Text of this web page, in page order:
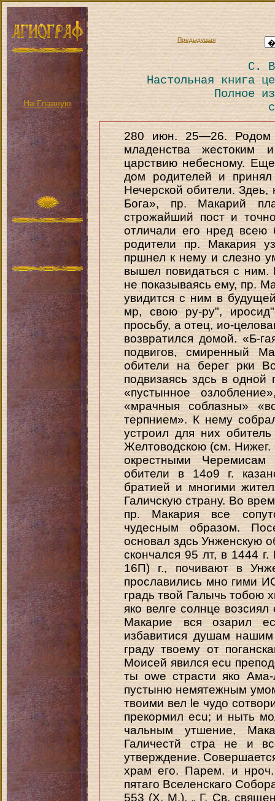
На Главную
Предыдущая
С.
Настольная книга
Полное
280 июн. 25—26. Родом
младенства
царствию небесному.
дом родителей и
Нечерской обители. Здеь,
Бога», пр. Макарий
строжайший пост и
отличали его нред всею
родители пр. Макария
пршнел к нему и слезно
вышел повидаться с ним.
не показываясь ему, пр.
увидится с ним в
мр, свою ру-ру",
просьбу, а отец, ио-
возвратился домой. «Б-
подвигов, смиренный
обители на берег рки
подвизаясь здсь в
«пустынное
«мрачныя соблазны»
терпнием». К нему
устроил для них
Желтоводскою (см.
окрестными
обители в 14о9 г.
братией и многими
Галичскую страну. Во
пр. Макария все
чудесным образом.
основал здсь Унженскую
скончался 95 лт, в 1444
16П) г., почивают в
прославились мно гими
градь твой Галычь тобою
яко велге солнце
Макарие вся озарил
избавитися душам
граду твоему от
Моисей явился ecu
ты owe страсти яко
пустыню немятежным
твоими вел le чудо
прекормил ecu; и ныть
чальным утшение,
Галичестй стра не и
утверждение.
храм его. Парем. и
пятаго Вселенскаго
553 (X. M.). „ Г. Св.